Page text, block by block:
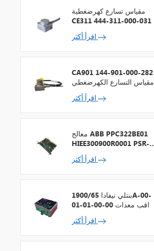
مقياس تسارع كهرضغطية
CE311 444-311-000-031
CA901 144-901-000-282
مقياس التسارع الكهرضغطي
معالج ABB PPC322BE01
HIEE300900R0001 PSR-2
+ ناقل المجال
بنتلي نيفادا 1900/65A-00-
01-01-00-00 مراقب معدات
الأغراض العامة